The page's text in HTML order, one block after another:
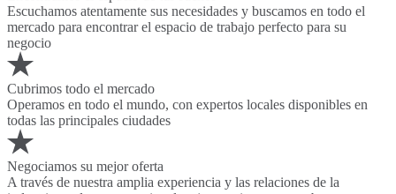
Escuchamos atentamente sus necesidades y buscamos en todo el
mercado para encontrar el espacio de trabajo perfecto para su
negocio
Cubrimos todo el mercado
Operamos en todo el mundo, con expertos locales disponibles en
todas las principales ciudades
Negociamos su mejor oferta
A través de nuestra amplia experiencia y las relaciones de la